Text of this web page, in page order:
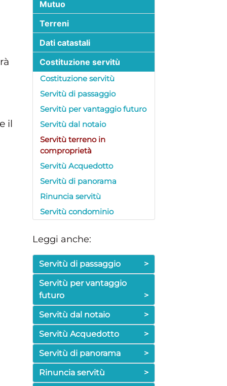
il
Mutuo
Terreni
Dati catastali
Costituzione servitù
Costituzione servitù
Servitù di passaggio
Servitù per vantaggio futuro
Servitù dal notaio
Servitù terreno in
comproprietà
Servitù Acquedotto
Servitù di panorama
Rinuncia servitù
Servitù condominio
Leggi anche:
Servitù di passaggio
>
Servitù per vantaggio
futuro
>
Servitù dal notaio
>
Servitù Acquedotto
>
Servitù di panorama
>
Rinuncia servitù
>